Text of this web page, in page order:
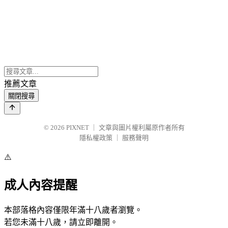
推薦文章
關閉搜尋
© 2026 PIXNET
文章與圖片權利屬原作者所有
隱私權政策
服務聲明
⚠️
成人內容提醒
本部落格內容僅限年滿十八歲者瀏覽。
若您未滿十八歲，請立即離開。